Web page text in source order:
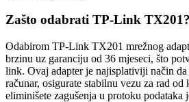
Zašto odabrati TP-Link TX201?
Odabirom TP-Link TX201 mrežnog
brzinu uz garanciju od 36 mjeseci, što
link. Ovaj adapter je najisplativiji način
računar, osigurate stabilnu vezu za rad
eliminišete zagušenja u protoku podataka